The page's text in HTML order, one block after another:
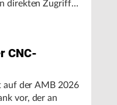
direkten Zugriff
CNC-
auf der AMB 2026
vor, der an